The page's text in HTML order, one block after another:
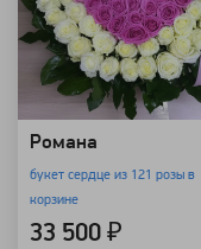
Романа
букет сердце из 121 розы в
корзине
33 500 ₽